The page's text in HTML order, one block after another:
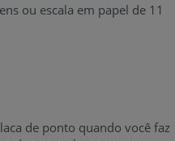
ou escala em papel de 11
de ponto quando você faz